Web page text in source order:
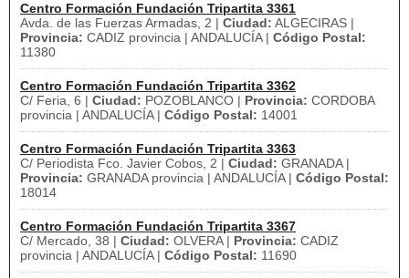
Centro Formación Fundación Tripartita 3361
Avda. de las Fuerzas Armadas, 2 | Ciudad: ALGECIRAS |
Provincia: CADIZ provincia | ANDALUCÍA | Código Postal:
11380
Centro Formación Fundación Tripartita 3362
C/ Feria, 6 | Ciudad: POZOBLANCO | Provincia: CORDOBA
provincia | ANDALUCÍA | Código Postal: 14001
Centro Formación Fundación Tripartita 3363
C/ Periodista Fco. Javier Cobos, 2 | Ciudad: GRANADA |
Provincia: GRANADA provincia | ANDALUCÍA | Código Postal:
18014
Centro Formación Fundación Tripartita 3367
C/ Mercado, 38 | Ciudad: OLVERA | Provincia: CADIZ
provincia | ANDALUCÍA | Código Postal: 11690